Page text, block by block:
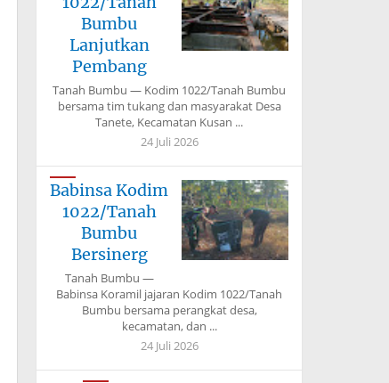
Bumbu
Lanjutkan
Pembang
Tanah Bumbu — Kodim 1022/Tanah Bumbu
bersama tim tukang dan masyarakat Desa
Tanete, Kecamatan Kusan ...
24 Juli 2026
Babinsa Kodim
1022/Tanah
Bumbu
Bersinerg
Tanah Bumbu —
Babinsa Koramil jajaran Kodim 1022/Tanah
Bumbu bersama perangkat desa,
kecamatan, dan ...
24 Juli 2026